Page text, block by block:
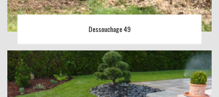
Dessouchage 49